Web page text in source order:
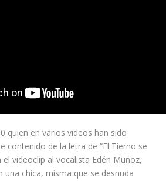
quien en varios videos han sido
contenido de la letra de “El Tierno se
el videoclip al vocalista Edén Muñoz,
una chica, misma que se desnuda